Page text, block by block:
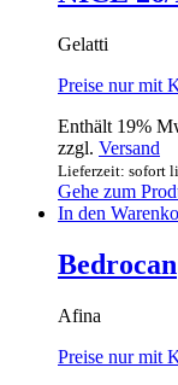
Gelatti
Preise nur mit
Enthält 19%
zzgl. Versand
Lieferzeit: sofort
Gehe zum
In den
Bedrocan
Afina
Preise nur mit